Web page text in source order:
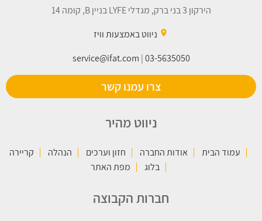
הירקון 3 בני ברק, מגדלי LYFE בניין B, קומה 14
place ניווט באמצעות וויז
service@ifat.com |03-5635050
צרו עמנו קשר
ניווט מהיר
עמוד הבית אודות החברה חזון וערכים הנהלה
קריירה
בלוג
מפת האתר
חברות הקבוצה